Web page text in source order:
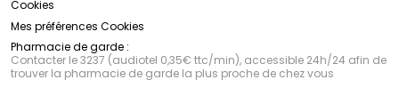
Cookies
Mes préférences Cookies
Pharmacie de garde :
Contacter le 3237 (audiotel 0,35€ ttc/min), accessible 24h/24 afin de
trouver la pharmacie de garde la plus proche de chez vous